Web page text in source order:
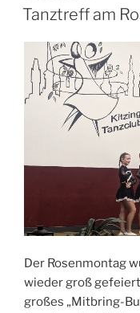
AM
Tanztreff am
Der Rosenmontag
wieder groß
großes „Mitbring-